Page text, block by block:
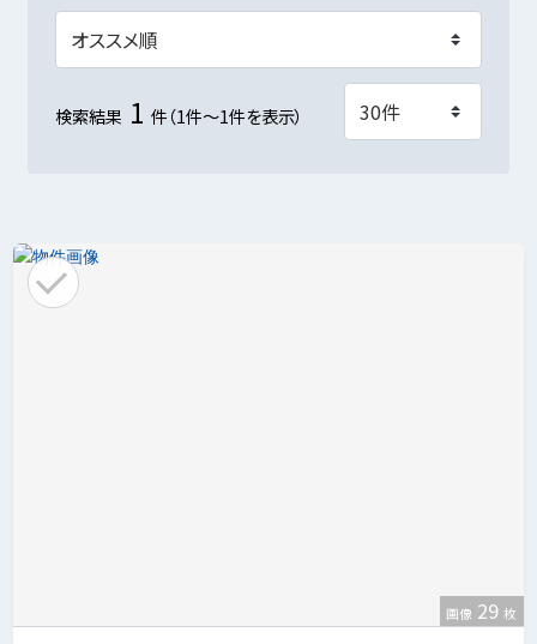
検索結果 1 件（1件～1件を表示）
画像 29 枚